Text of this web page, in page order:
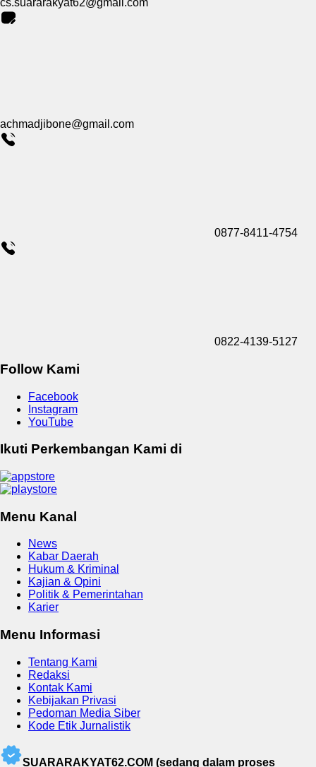
cs.suararakyat62@gmail.com
achmadjibone@gmail.com
0877-8411-4754
0822-4139-5127
Follow Kami
Facebook
Instagram
YouTube
Ikuti Perkembangan Kami di
Menu Kanal
News
Kabar Daerah
Hukum & Kriminal
Kajian & Opini
Politik & Pemerintahan
Karier
Menu Informasi
Tentang Kami
Redaksi
Kontak Kami
Kebijakan Privasi
Pedoman Media Siber
Kode Etik Jurnalistik
SUARARAKYAT62.COM (sedang dalam proses